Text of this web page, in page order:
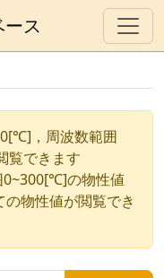
ス
，周波数範囲
覧できます
0~300[℃]の物性値
物性値が閲覧でき